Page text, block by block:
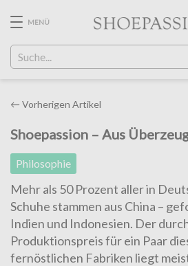
content
MENÜ
Post
← Vorherigen Artikel
Shoepassion – Aus
Philosophie
Mehr als 50 Prozent aller in
Schuhe stammen aus China –
Indien und Indonesien. Der
Produktionspreis für ein Paar
fernöstlichen Fabriken liegt